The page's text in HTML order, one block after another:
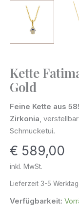
Kette
Gold
Feine Kette aus
Zirkonia,
Schmucketui.
€ 589,00
inkl. MwSt.
Lieferzeit 3-5
Verfügbarkeit:
Kette
Fatima
Zirkonia
Menge